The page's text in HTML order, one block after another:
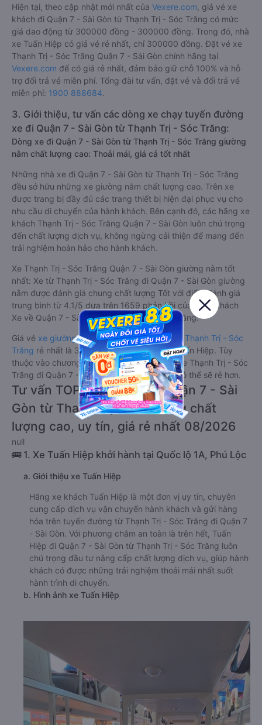
Hiện tại, theo cập nhật mới nhất của Vexere.com , giá vé xe
khách đi Quận 7 - Sài Gòn từ Thạnh Trị - Sóc Trăng có mức
giá dao động từ 300000 đồng - 300000 đồng. Trong đó, nhà
xe Tuấn Hiệp có giá vé rẻ nhất, chỉ 300000 đồng. Đặt vé xe
Thạnh Trị - Sóc Trăng Quận 7 - Sài Gòn chính hãng tại
Vexere.com để có giá rẻ nhất, đảm bảo giữ chỗ 100% và hỗ
trợ đổi trả vé miễn phí. Tổng đài tư vấn, đặt vé và đổi trả vé
miễn phí: 1900 888684.
3. Giới thiệu, tư vấn các dòng xe chạy tuyến đường
xe đi Quận 7 - Sài Gòn từ Thạnh Trị - Sóc Trăng:
Dòng xe đi Quận 7 - Sài Gòn từ Thạnh Trị - Sóc Trăng giường
nằm chất lượng cao: Thoải mái, giá cả tốt nhất
Những nhà xe đi Quận 7 - Sài Gòn từ Thạnh Trị - Sóc Trăng
đều sở hữu những xe giường nằm chất lượng cao. Trên xe
được trang bị đầy đủ các trang thiết bị hiện đại phục vụ cho
nhu cầu di chuyển của hành khách. Bên cạnh đó, các hãng xe
khách Thạnh Trị - Sóc Trăng Quận 7 - Sài Gòn luôn chú trọng
đến chất lượng dịch vụ, không ngừng cải thiện để mang đến
trải nghiệm hoàn hảo cho hành khách.
Xe Thạnh Trị - Sóc Trăng Quận 7 - Sài Gòn giường nằm tốt
nhất: Xe từ Thạnh Trị - Sóc Trăng đi Quận 7 - Sài Gòn giường
nằm được đánh giá chung chất lượng Tốt với điểm đánh giá
trung bình từ 4.1/5 dựa trên 1659 phản hồi của hành khách
Xe về Quận 7 - Sài Gòn từ Thạnh Trị - Sóc Trăng.
Giá vé xe giường nằm đi Quận 7 - Sài Gòn từ Thạnh Trị - Sóc
Trăng rẻ nhất là 300000VND của hãng xe Tuấn Hiệp. Tùy
thuộc vào chương trình khuyến mãi, giá vé Xe Thạnh Trị - Sóc
Trăng đi Quận 7 - Sài Gòn giường nằm này có thể sẽ rẻ hơn.
Tư vấn TOP 1 xe khách đi Quận 7 - Sài
Gòn từ Thạnh Trị - Sóc Trăng chất
lượng cao, uy tín, giá rẻ nhất 08/2026
null
🚌 1. Xe Tuấn Hiệp khởi hành tại Quốc lộ 1A, Phú Lộc
a. Giới thiệu xe Tuấn Hiệp
Hãng xe khách Tuấn Hiệp là một đơn vị uy tín, chuyên
cung cấp dịch vụ vận chuyển hành khách và gửi hàng
hóa trên tuyến đường từ Thạnh Trị - Sóc Trăng đi Quận 7
- Sài Gòn. Với phương châm an toàn là trên hết, Tuấn
Hiệp đi Quận 7 - Sài Gòn từ Thạnh Trị - Sóc Trăng luôn
chú trọng đầu tư nâng cấp chất lượng dịch vụ, giúp hành
khách có được những trải nghiệm thoải mái nhất suốt
hành trình di chuyển.
b. Hình ảnh xe Tuấn Hiệp